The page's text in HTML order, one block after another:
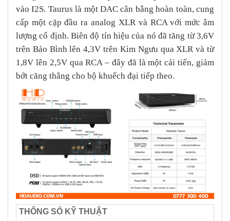
vào I2S. Taurus là một DAC cân bằng hoàn toàn, cung
cấp một cặp đầu ra analog XLR và RCA với mức âm
lượng cố định. Biên độ tín hiệu của nó đã tăng từ 3,6V
trên Bảo Bình lên 4,3V trên Kim Ngưu qua XLR và từ
1,8V lên 2,5V qua RCA – đây đã là một cải tiến, giảm
bớt căng thẳng cho bộ khuếch đại tiếp theo.
THÔNG SỐ KỸ THUẬT